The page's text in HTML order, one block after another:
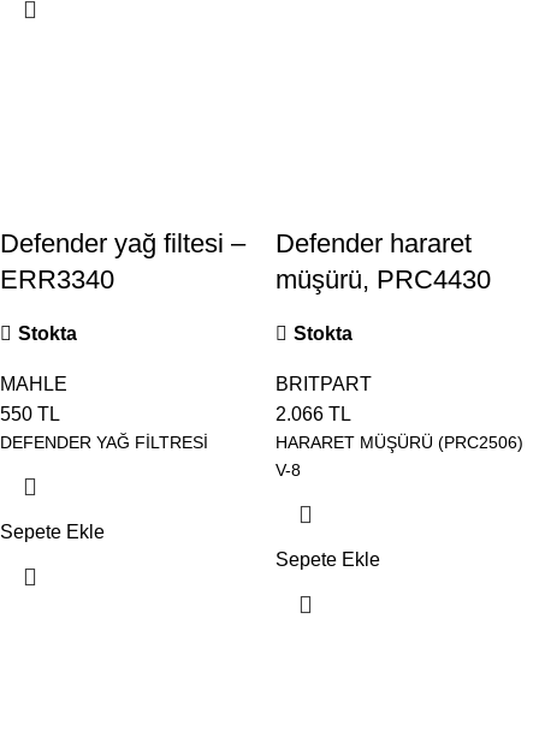
Defender yağ filtesi –
ERR3340
Stokta
MAHLE
550 TL
DEFENDER YAĞ FİLTRESİ
Sepete Ekle
Defender hararet
müşürü, PRC4430
Stokta
BRITPART
2.066 TL
HARARET MÜŞÜRÜ (PRC2506)
V-8
Sepete Ekle